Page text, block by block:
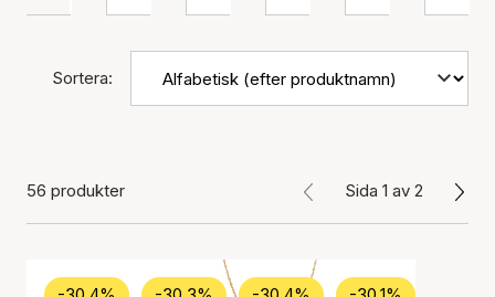
Sortera:
56 produkter Sida 1 av 2